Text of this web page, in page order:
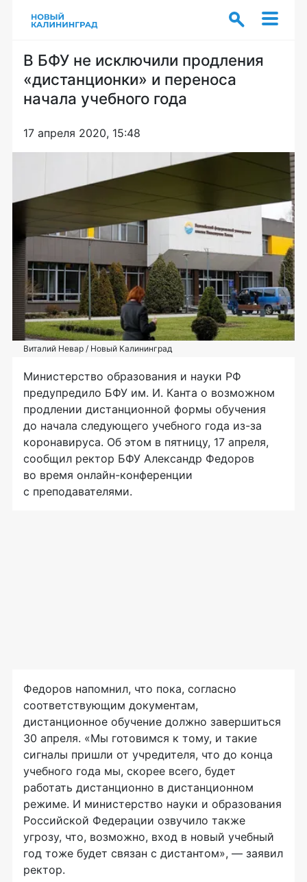
В БФУ не исключили продления
«дистанционки» и переноса
начала учебного года
17 апреля 2020, 15:48
Виталий Невар / Новый Калининград
Министерство образования и науки РФ
предупредило БФУ им. И. Канта о возможном
продлении дистанционной формы обучения
до начала следующего учебного года из-за
коронавируса. Об этом в пятницу, 17 апреля,
сообщил ректор БФУ Александр Федоров
во время онлайн-конференции
с преподавателями.
Федоров напомнил, что пока, согласно
соответствующим документам,
дистанционное обучение должно завершиться
30 апреля. «Мы готовимся к тому, и такие
сигналы пришли от учредителя, что до конца
учебного года мы, скорее всего, будет
работать дистанционно в дистанционном
режиме. И министерство науки и образования
Российской Федерации озвучило также
угрозу, что, возможно, вход в новый учебный
год тоже будет связан с дистантом», — заявил
ректор.